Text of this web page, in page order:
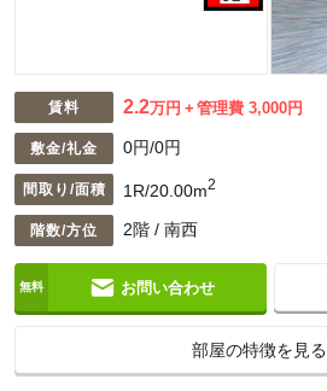
賃料 2.2万円 管理費 3,000円
敷金/礼金 0円/0円
間取り/面積 1R/20.00m2
階数/方位 2階 / 南西
お問い合わせ
部屋の特徴を見る